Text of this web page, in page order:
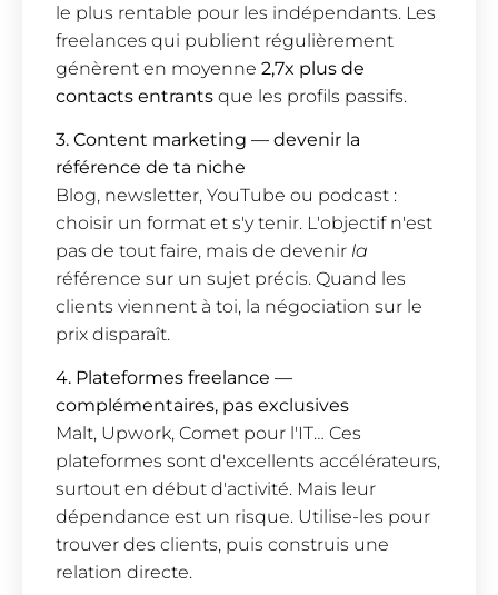
le plus rentable pour les indépendants. Les
freelances qui publient régulièrement
génèrent en moyenne 2,7x plus de
contacts entrants que les profils passifs.
3. Content marketing — devenir la
référence de ta niche
Blog, newsletter, YouTube ou podcast :
choisir un format et s'y tenir. L'objectif n'est
pas de tout faire, mais de devenir la
référence sur un sujet précis. Quand les
clients viennent à toi, la négociation sur le
prix disparaît.
4. Plateformes freelance —
complémentaires, pas exclusives
Malt, Upwork, Comet pour l'IT… Ces
plateformes sont d'excellents accélérateurs,
surtout en début d'activité. Mais leur
dépendance est un risque. Utilise-les pour
trouver des clients, puis construis une
relation directe.